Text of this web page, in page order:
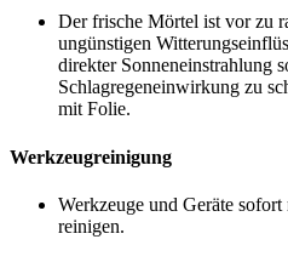
Der frische Mörtel ist vor zu
ungünstigen
direkter Sonneneinstrahlung
Schlagregeneinwirkung zu
mit Folie.
Werkzeugreinigung
Werkzeuge und Geräte
reinigen.